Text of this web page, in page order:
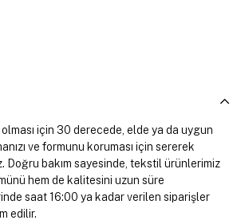
için 30 derecede, elde ya da uygun
ve formunu koruması için sererek
Doğru bakım sayesinde, tekstil ürünlerimiz
hem de kalitesini uzun süre
saat 16:00 ya kadar verilen siparişler
edilir.